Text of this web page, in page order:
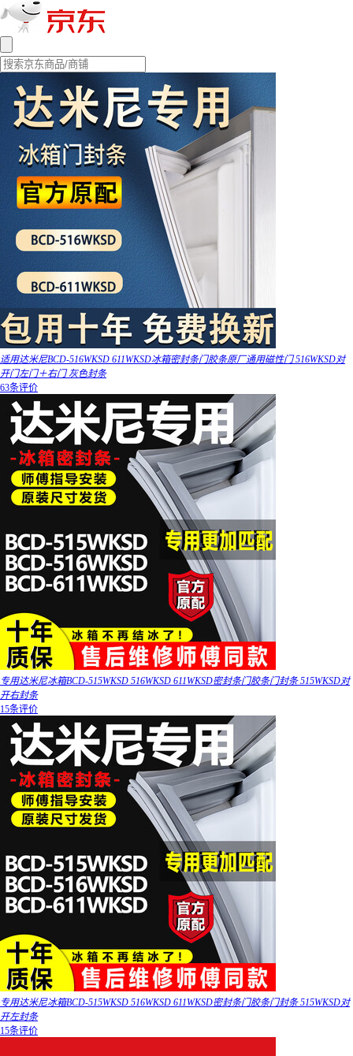
适用达米尼BCD-516WKSD 611WKSD冰箱密封条门胶条原厂通用磁性门 516WKSD对
开门左门＋右门 灰色封条
63条评价
专用达米尼冰箱BCD-515WKSD 516WKSD 611WKSD密封条门胶条门封条 515WKSD对
开右封条
15条评价
专用达米尼冰箱BCD-515WKSD 516WKSD 611WKSD密封条门胶条门封条 515WKSD对
开左封条
15条评价